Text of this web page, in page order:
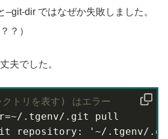
–git-dir ではなぜか失敗しました。
？）
夫でした。
トリを表す) はエラー
.tgenv/.git pull